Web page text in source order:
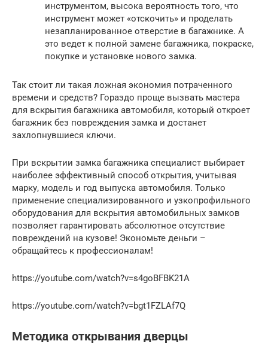
инструментом, высока вероятность того, что
инструмент может «отскочить» и проделать
незапланированное отверстие в багажнике. А
это ведет к полной замене багажника, покраске,
покупке и установке нового замка.
Так стоит ли такая ложная экономия потраченного
времени и средств? Гораздо проще вызвать мастера
для вскрытия багажника автомобиля, который откроет
багажник без повреждения замка и достанет
захлопнувшиеся ключи.
При вскрытии замка багажника специалист выбирает
наиболее эффективный способ открытия, учитывая
марку, модель и год выпуска автомобиля. Только
применение специализированного и узкопрофильного
оборудования для вскрытия автомобильных замков
позволяет гарантировать абсолютное отсутствие
повреждений на кузове! Экономьте деньги –
обращайтесь к профессионалам!
https://youtube.com/watch?v=s4goBFBK21A
https://youtube.com/watch?v=bgt1FZLAf7Q
Методика открывания дверцы